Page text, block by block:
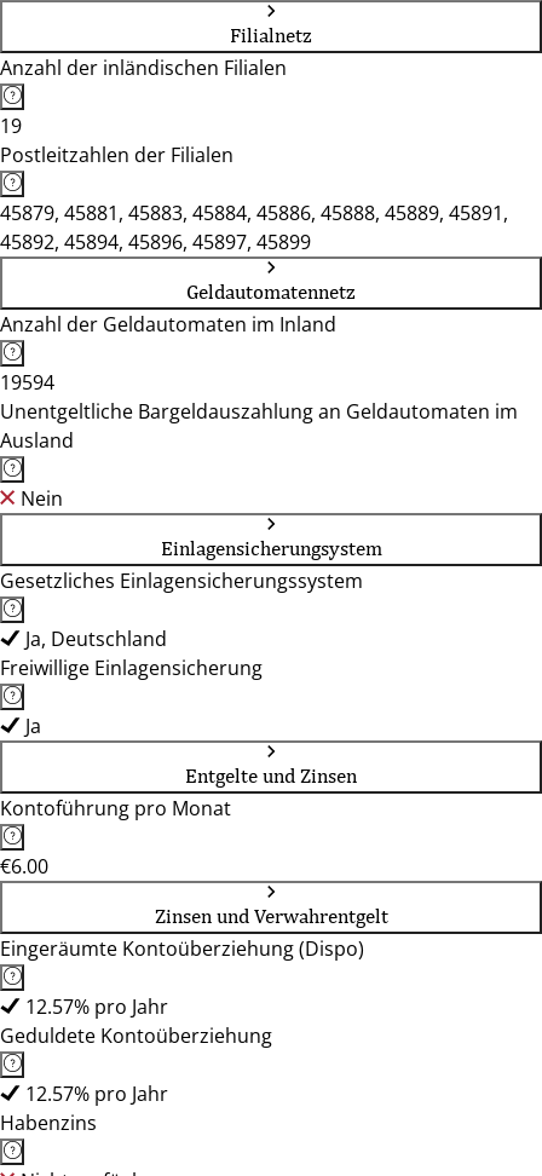
Filialnetz
Anzahl der inländischen Filialen
19
Postleitzahlen der Filialen
45879, 45881, 45883, 45884, 45886, 45888, 45889, 45891,
45892, 45894, 45896, 45897, 45899
Geldautomatennetz
Anzahl der Geldautomaten im Inland
19594
Unentgeltliche Bargeldauszahlung an Geldautomaten im
Ausland
Nein
Einlagensicherungsystem
Gesetzliches Einlagensicherungssystem
Ja, Deutschland
Freiwillige Einlagensicherung
Ja
Entgelte und Zinsen
Kontoführung pro Monat
€6.00
Zinsen und Verwahrentgelt
Eingeräumte Kontoüberziehung (Dispo)
12.57% pro Jahr
Geduldete Kontoüberziehung
12.57% pro Jahr
Habenzins